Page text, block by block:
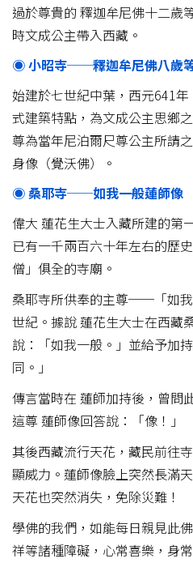
過於尊貴的 釋迦牟尼佛十二歲
時文成公主帶入西藏。
◉ 小昭寺──釋迦牟尼佛八歲等
始建於七世紀中葉，西元641
式建築特點，為文成公主思鄉
尊為當年尼泊爾尺尊公主所請
身像（覺沃佛）。
◉ 桑耶寺──如我一般蓮師像
偉大 蓮花生大士入藏所建的
已有一千兩百六十年左右的歷
僧」俱全的寺廟。
桑耶寺所供奉的主尊──「如
世紀。據說 蓮花生大士在西藏
說：「如我一般。」並給予加
同。」
傳言當時在 蓮師加持後，曾問
這尊 蓮師像回答說：「像！」
其後西藏流行天花，藏民前往
顯威力。蓮師像臉上突然長滿
天花也突然消失，免除災難！
學佛的我們，如能每日親見此
祥等諸種障礙，心常喜樂，身